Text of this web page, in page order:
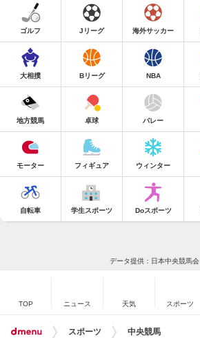
ゴルフ Jリーグ 海外サッカー
大相撲 Bリーグ NBA
地方競馬 卓球 バレー
モーター フィギュア ウィンター
自転車 学生スポーツ Doスポーツ
データ提供：日本中央競馬会
TOP ニュース 天気 スポーツ
スポーツ 中央競馬